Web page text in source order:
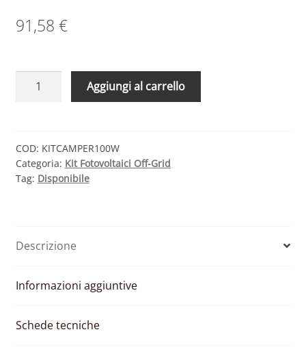
91,58 €
12V
-
MODULO
REGOLATORE
PWM
Aggiungi al carrello
COD: KITCAMPER100W
Categoria: Kit Fotovoltaici Off-Grid
Tag: Disponibile
Descrizione
Informazioni aggiuntive
Schede tecniche